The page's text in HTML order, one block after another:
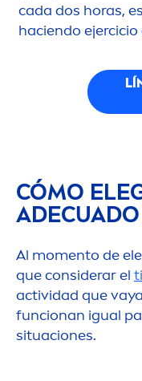
cada dos horas,
haciendo
CÓMO
Al momento de
que considerar el
actividad que
funcionan igual
situaciones.